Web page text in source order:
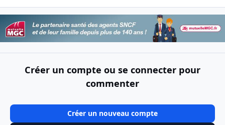
Créer un compte ou se connecter pour
commenter
Créer un nouveau compte